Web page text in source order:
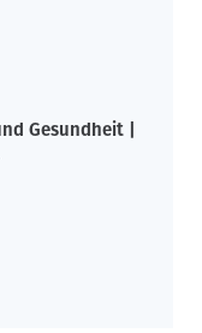
Gesundheit |